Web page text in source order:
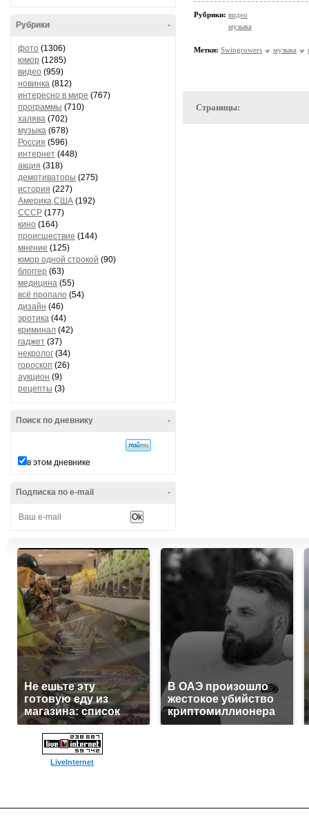
-
Рубрики
фото (1306)
юмор (1285)
видео (959)
новинка (812)
интересно в мире (767)
программы (710)
халява (702)
музыка (678)
Россия (596)
интернет (448)
акция (318)
демотиваторы (275)
история (227)
Америка,США (192)
СССР (177)
кино (164)
происшествие (144)
мнение (125)
юмор одной строкой (90)
блоггер (63)
медицина (55)
всё пропало (54)
дизайн (46)
эротика (44)
криминал (42)
гаджет (37)
некролог (34)
гороскоп (26)
аукцион (9)
рецепты (3)
-
Поиск по дневнику
в этом дневнике
-
Подписка по e-mail
Рубрики: видео
музыка
Метки: Swingrowers музыка
Страницы:
Не ешьте эту
готовую еду из
магазина: список
В ОАЭ произошло
жестокое убийство
криптомиллионера
LiveInternet